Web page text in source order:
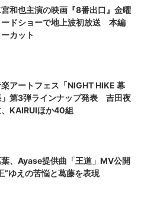
和也主演の映画『8番出口』金曜
ードショーで地上波初放送 本編
ーカット
アートフェス「NIGHT HIKE 幕
」第3弾ラインナップ発表 吉田夜
KAIRUIほか40組
、Ayase提供曲「王道」MV公開
”ゆえの苦悩と葛藤を表現